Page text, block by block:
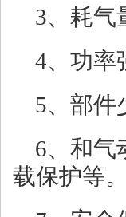
3、耗气
4、功率
5、部件
6、和气
载保护等。